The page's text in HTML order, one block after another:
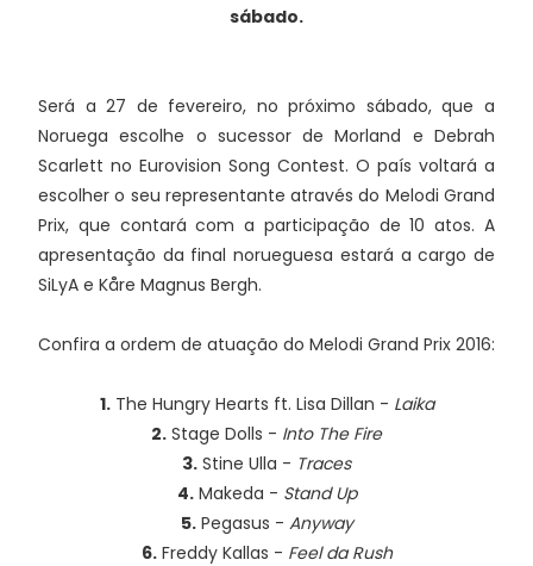
sábado.
Será a 27 de fevereiro, no próximo sábado, que a
Noruega escolhe o sucessor de Morland e Debrah
Scarlett no Eurovision Song Contest. O país voltará a
escolher o seu representante através do Melodi Grand
Prix, que contará com a participação de 10 atos. A
apresentação da final norueguesa estará a cargo de
SiLyA e Kåre Magnus Bergh.
Confira a ordem de atuação do Melodi Grand Prix 2016:
1.The Hungry Hearts ft. Lisa Dillan - Laika
2. Stage Dolls - Into The Fire
3. Stine Ulla - Traces
4.Makeda - Stand Up
5.Pegasus - Anyway
6.Freddy Kallas - Feel da Rush